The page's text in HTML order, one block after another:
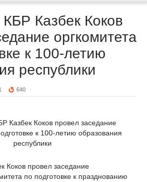
Казбек Коков
оргкомитета
к 100-летию
республики
640
Коков провел заседание
по подготовке к празднованию